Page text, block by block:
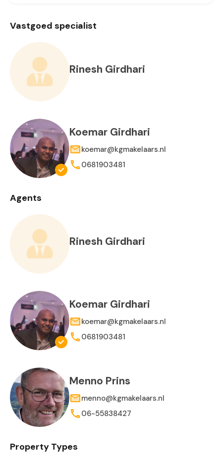
Vastgoed specialist
Rinesh Girdhari
Koemar Girdhari
koemar@kgmakelaars.nl
0681903481
Agents
Rinesh Girdhari
Koemar Girdhari
koemar@kgmakelaars.nl
0681903481
Menno Prins
menno@kgmakelaars.nl
06-55838427
Property Types